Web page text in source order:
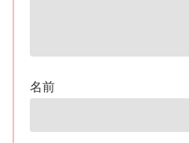
名前